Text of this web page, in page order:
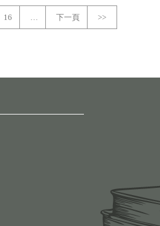
16 … 下一頁 >>